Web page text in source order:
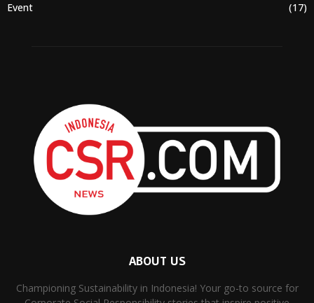
Event
(17)
ABOUT US
Championing Sustainability in Indonesia! Your go-to source for